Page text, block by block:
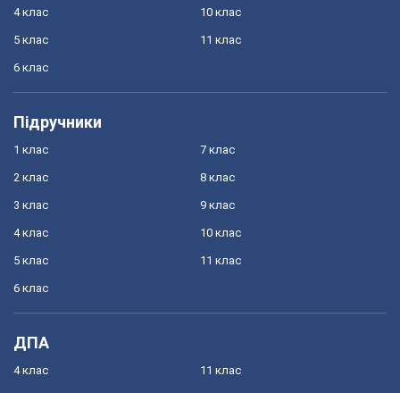
4 клас
5 клас
6 клас
10 клас
11 клас
Підручники
1 клас
2 клас
3 клас
4 клас
5 клас
6 клас
7 клас
8 клас
9 клас
10 клас
11 клас
ДПА
4 клас 11 клас